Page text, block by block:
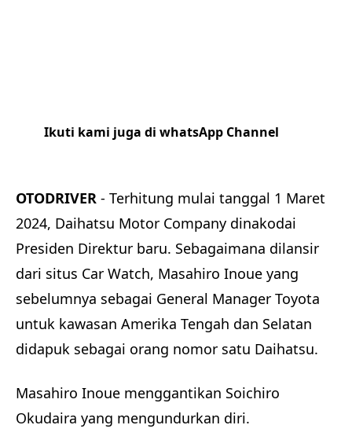
Ikuti kami juga di whatsApp Channel
OTODRIVER - Terhitung mulai tanggal 1 Maret
2024, Daihatsu Motor Company dinakodai
Presiden Direktur baru. Sebagaimana dilansir
dari situs Car Watch, Masahiro Inoue yang
sebelumnya sebagai General Manager Toyota
untuk kawasan Amerika Tengah dan Selatan
didapuk sebagai orang nomor satu Daihatsu.
Masahiro Inoue menggantikan Soichiro
Okudaira yang mengundurkan diri.